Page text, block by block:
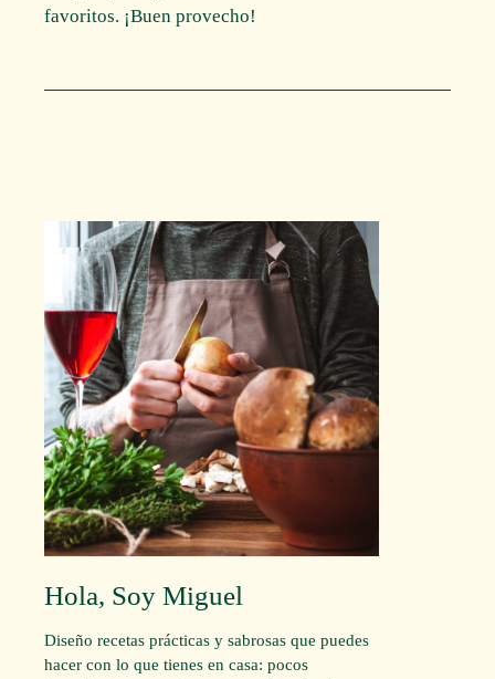
favoritos. ¡Buen provecho!
Hola, Soy Miguel
Diseño recetas prácticas y sabrosas que puedes
hacer con lo que tienes en casa: pocos